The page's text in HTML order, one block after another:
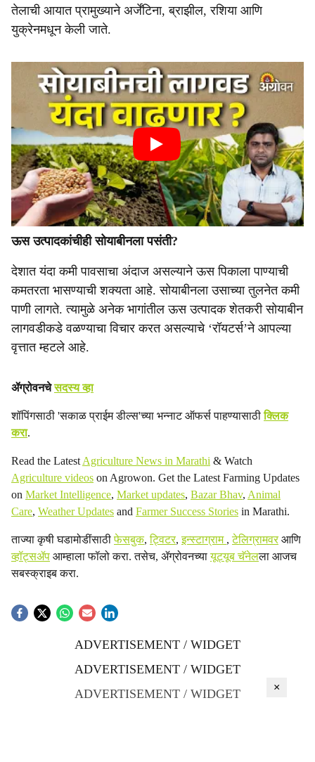
तेलाची आयात प्रामुख्याने अर्जेंटिना, ब्राझील, रशिया आणि
युक्रेनमधून केली जाते.
ऊस उत्पादकांचीही सोयाबीनला पसंती?
देशात यंदा कमी पावसाचा अंदाज असल्याने ऊस पिकाला पाण्याची
कमतरता भासण्याची शक्यता आहे. सोयाबीनला उसाच्या तुलनेत कमी
पाणी लागते. त्यामुळे अनेक भागांतील ऊस उत्पादक शेतकरी सोयाबीन
लागवडीकडे वळण्याचा विचार करत असल्याचे ‘रॉयटर्स’ने आपल्या
वृत्तात म्हटले आहे.
ॲग्रोवनचेसदस्य व्हा
शॉपिंगसाठी 'सकाळ प्राईम डील्स'च्या भन्नाट ऑफर्स पाहण्यासाठीक्लिक
करा.
Read the Latest Agriculture News in Marathi & Watch
Agriculture videos on Agrowon. Get the Latest Farming Updates
on Market Intelligence, Market updates, Bazar Bhav, Animal
Care, Weather Updates and Farmer Success Stories in Marathi.
ताज्या कृषी घडामोडींसाठीफेसबुक,ट्विटर,इन्स्टाग्राम ,टेलिग्रामवरआणि
व्हॉट्सॲप आम्हाला फॉलो करा. तसेच, ॲग्रोवनच्यायूट्यूब चॅनेलला आजच
सबस्क्राइब करा.
ADVERTISEMENT / WIDGET
ADVERTISEMENT / WIDGET
ADVERTISEMENT / WIDGET
×